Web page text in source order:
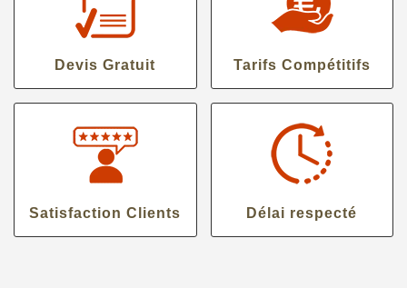
Devis Gratuit Tarifs Compétitifs
Satisfaction Clients Délai respecté